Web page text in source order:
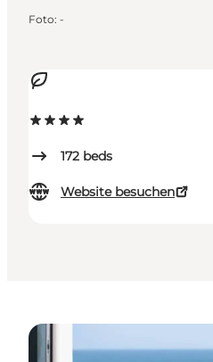
172 beds
Website besuchen
Foto: -